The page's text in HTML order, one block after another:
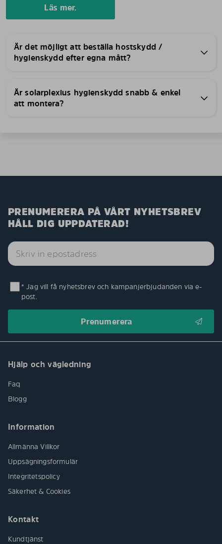
Läs mer.
Är det möjligt att beställa hostskydd /
hygienskydd efter egna mått?
Är solarplexius hygienskydd snabb & enkel
att montera?
PRENUMERERA PÅ VÅRT NYHETSBREV
HÅLL DIG UPPDATERAD!
* Jag vill få nyhetsbrev och kampanjerbjudanden via e-
post.
Hjälp och vägledning
Faq
Blogg
Information
Allmänna Villkor
Uppsägningsformulär
Integritetspolicy
Säkerhet & Cookies
Kontakt
Kundtjänst